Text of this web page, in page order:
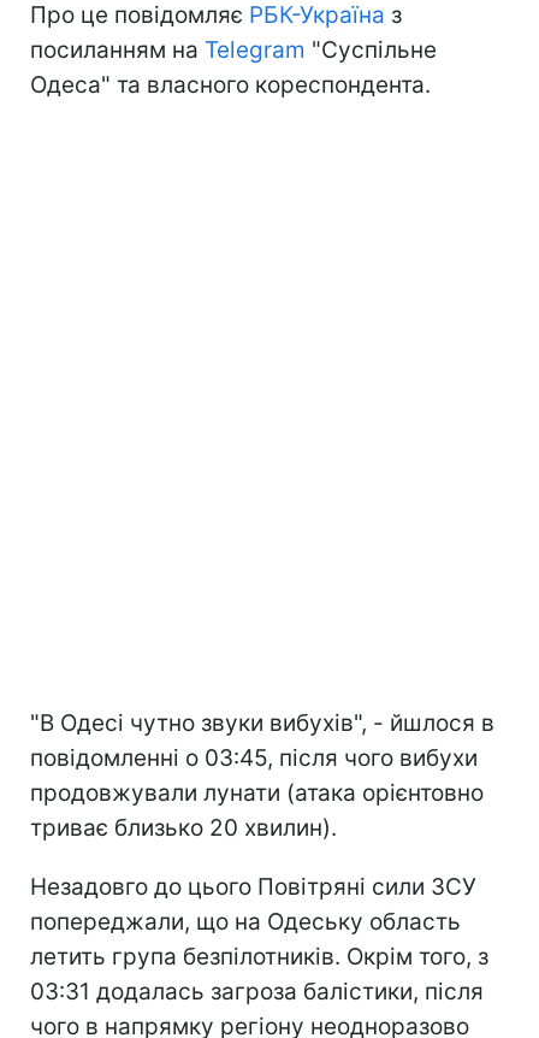
Про це повідомляє РБК-Україна з
посиланням на Telegram "Суспільне
Одеса" та власного кореспондента.
"В Одесі чутно звуки вибухів", - йшлося в
повідомленні о 03:45, після чого вибухи
продовжували лунати (атака орієнтовно
триває близько 20 хвилин).
Незадовго до цього Повітряні сили ЗСУ
попереджали, що на Одеську область
летить група безпілотників. Окрім того, з
03:31 додалась загроза балістики, після
чого в напрямку регіону неодноразово